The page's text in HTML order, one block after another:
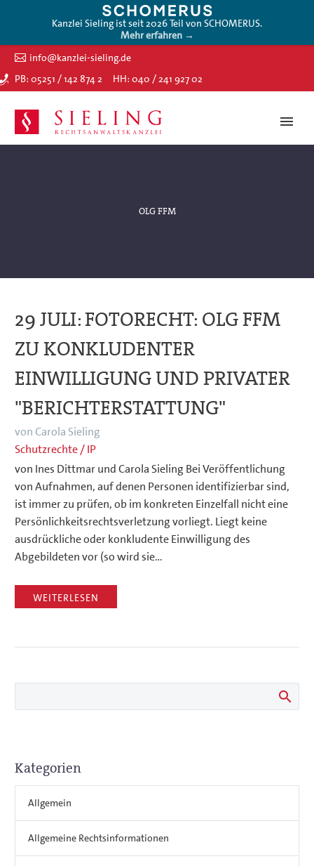
Kanzlei Sieling ist seit 2026 Teil von SCHOMERUS.
Mehr erfahren →
info@kanzlei-sieling.de
PB: 05251 / 142 874 2
HH: 040 / 241 927 02
OLG FFM
29 JULI:FOTORECHT: OLG FFM
ZU KONKLUDENTER
EINWILLIGUNG UND PRIVATER
"BERICHTERSTATTUNG"
von Carola Sieling
Schutzrechte / IP
von Ines Dittmar und Carola Sieling Bei Veröffentlichung
von Aufnahmen, auf denen Personen identifizierbar sind,
ist immer zu prüfen, ob im konkreten Einzelfall nicht eine
Persönlichkeitsrechtsverletzung vorliegt. Liegt keine
ausdrückliche oder konkludente Einwilligung des
Abgebildeten vor (so wird sie…
WEITERLESEN
Kategorien
Allgemein
Allgemeine Rechtsinformationen